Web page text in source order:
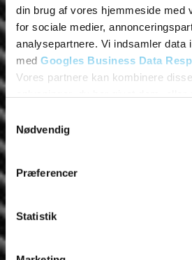
din brug af vores hjemmeside med
for sociale medier,
analysepartnere. Vi indsamler data
med Googles Business Data
Vores partnere kan kombinere
Samtykkevalg
Nødvendig
Præferencer
Statistik